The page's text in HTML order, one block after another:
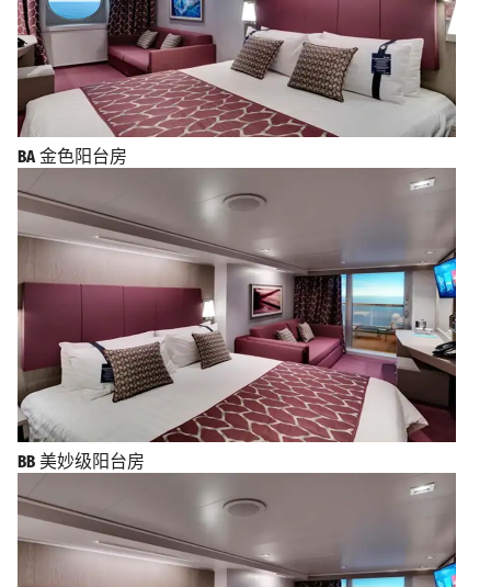
BA 金色阳台房
BB 美妙级阳台房